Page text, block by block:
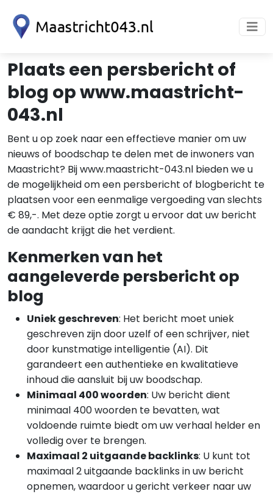
Plaats een persbericht of
blog op www.maastricht-
043.nl
Bent u op zoek naar een effectieve manier om uw
nieuws of boodschap te delen met de inwoners van
Maastricht? Bij www.maastricht-043.nl bieden we u
de mogelijkheid om een persbericht of blogbericht te
plaatsen voor een eenmalige vergoeding van slechts
€ 89,-. Met deze optie zorgt u ervoor dat uw bericht
de aandacht krijgt die het verdient.
Kenmerken van het
aangeleverde persbericht op
blog
Uniek geschreven: Het bericht moet uniek
geschreven zijn door uzelf of een schrijver, niet
door kunstmatige intelligentie (AI). Dit
garandeert een authentieke en kwalitatieve
inhoud die aansluit bij uw boodschap.
Minimaal 400 woorden: Uw bericht dient
minimaal 400 woorden te bevatten, wat
voldoende ruimte biedt om uw verhaal helder en
volledig over te brengen.
Maximaal 2 uitgaande backlinks: U kunt tot
maximaal 2 uitgaande backlinks in uw bericht
opnemen, waardoor u gericht verkeer naar uw